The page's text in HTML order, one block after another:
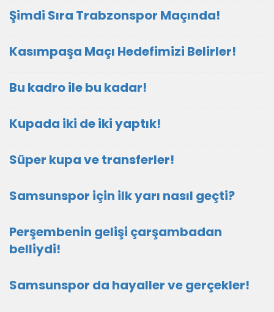
Şimdi Sıra Trabzonspor Maçında!
Kasımpaşa Maçı Hedefimizi Belirler!
Bu kadro ile bu kadar!
Kupada iki de iki yaptık!
Süper kupa ve transferler!
Samsunspor için ilk yarı nasıl geçti?
Perşembenin gelişi çarşambadan
belliydi!
Samsunspor da hayaller ve gerçekler!